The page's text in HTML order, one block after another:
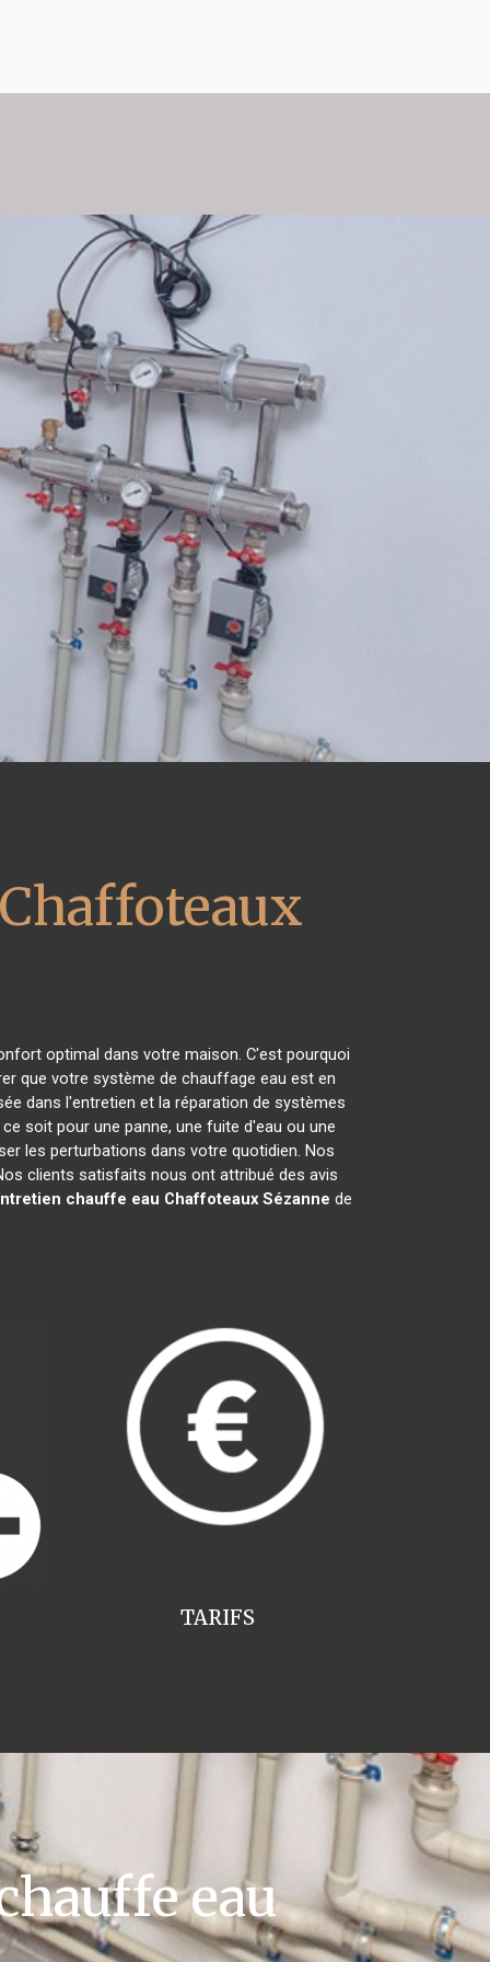
optimal dans votre maison. C'est pourquoi
que votre système de chauffage eau est en
dans l'entretien et la réparation de systèmes
soit pour une panne, une fuite d'eau ou une
les perturbations dans votre quotidien. Nos
clients satisfaits nous ont attribué des avis
chauffe eau Chaffoteaux Sézanne de
TARIFS
eau